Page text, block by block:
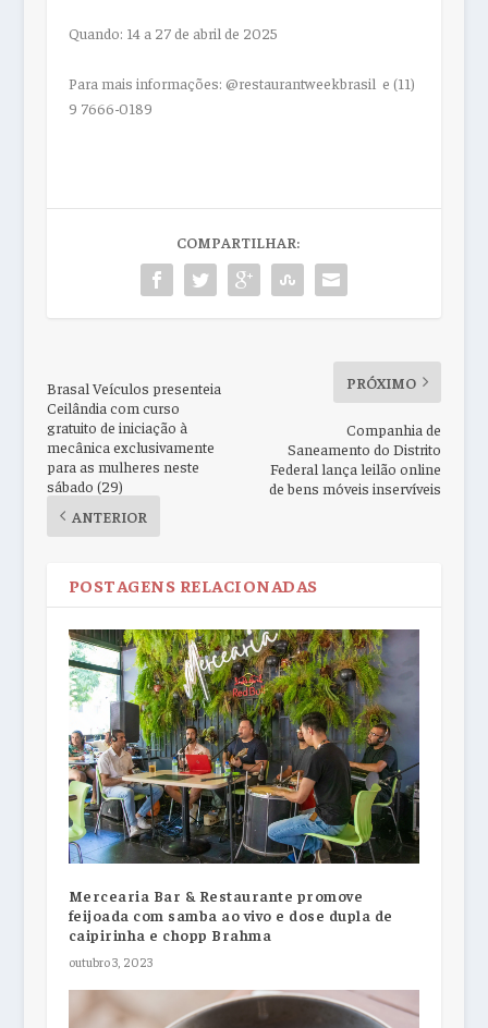
Quando: 14 a 27 de abril de 2025
Para mais informações: @restaurantweekbrasil e (11)
9 7666-0189
COMPARTILHAR:
Brasal Veículos presenteia
Ceilândia com curso
gratuito de iniciação à
mecânica exclusivamente
para as mulheres neste
sábado (29)
ANTERIOR
PRÓXIMO
Companhia de
Saneamento do Distrito
Federal lança leilão online
de bens móveis inservíveis
POSTAGENS RELACIONADAS
Mercearia Bar & Restaurante promove
feijoada com samba ao vivo e dose dupla de
caipirinha e chopp Brahma
outubro 3, 2023